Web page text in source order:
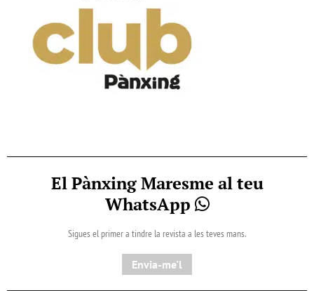
El Pànxing Maresme al teu
WhatsApp
Sigues el primer a tindre la revista a les teves mans.
Envia-me'l